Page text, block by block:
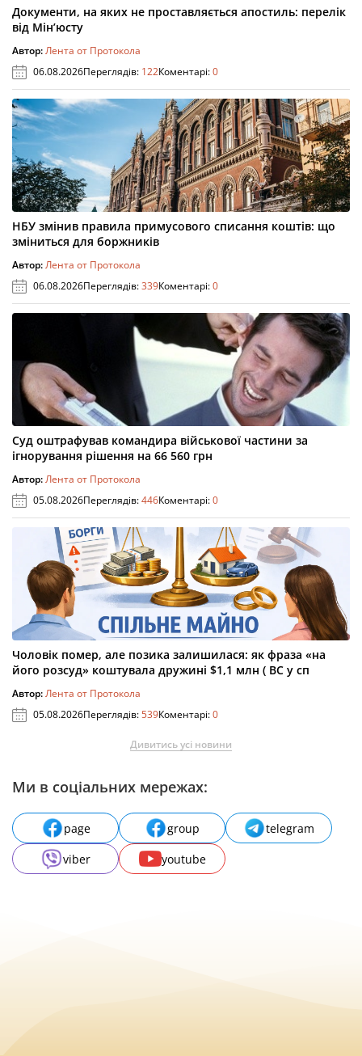
Документи, на яких не проставляється апостиль: перелік
від Мін’юсту
Автор:Лента от Протокола
06.08.2026Переглядів: 122Коментарі:0
НБУ змінив правила примусового списання коштів: що
зміниться для боржників
Автор:Лента от Протокола
06.08.2026Переглядів:339Коментарі:0
Суд оштрафував командира військової частини за
ігнорування рішення на 66 560 грн
Автор:Лента от Протокола
05.08.2026Переглядів:446Коментарі:0
Чоловік помер, але позика залишилася: як фраза «на
його розсуд» коштувала дружині $1,1 млн ( ВС у сп
Автор:Лента от Протокола
05.08.2026Переглядів:539Коментарі:0
Дивитись усі новини
Ми в соціальних мережах:
page group
telegram
viber
youtube